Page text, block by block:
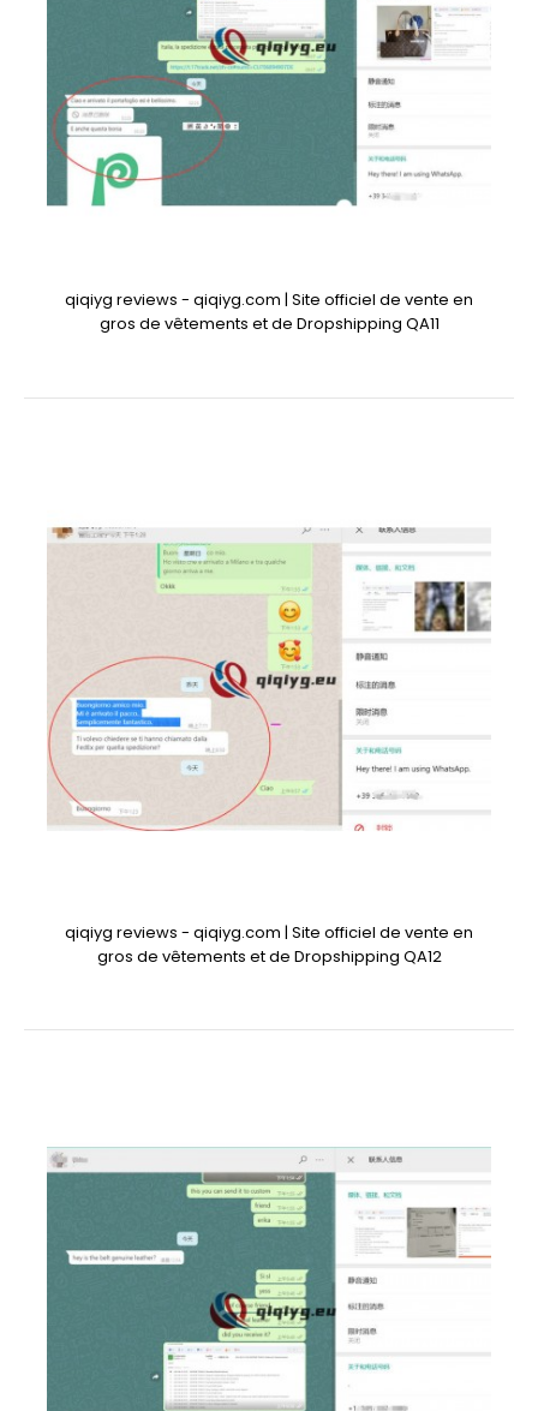
qiqiyg reviews - qiqiyg.com | Site officiel de vente en
gros de vêtements et de Dropshipping QA11
qiqiyg reviews - qiqiyg.com | Site officiel de vente en
gros de vêtements et de Dropshipping QA12